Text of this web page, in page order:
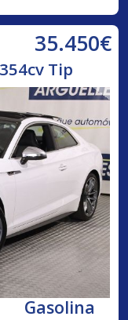
35.450€
Tip
Gasolina